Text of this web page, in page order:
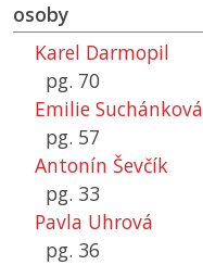
osoby
Karel Darmopil
pg. 70
Emilie Suchánková
pg. 57
Antonín Ševčík
pg. 33
Pavla Uhrová
pg. 36